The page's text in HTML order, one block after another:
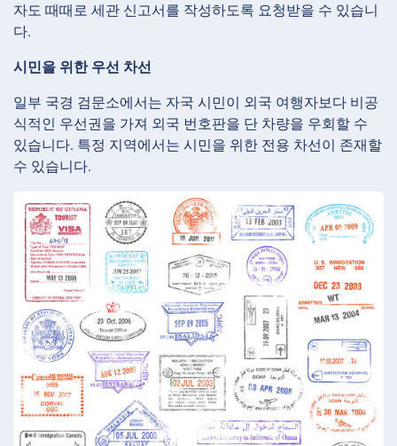
자도 때때로 세관 신고서를 작성하도록 요청받을 수 있습니
다.
시민을 위한 우선 차선
일부 국경 검문소에서는 자국 시민이 외국 여행자보다 비공
식적인 우선권을 가져 외국 번호판을 단 차량을 우회할 수
있습니다. 특정 지역에서는 시민을 위한 전용 차선이 존재할
수 있습니다.